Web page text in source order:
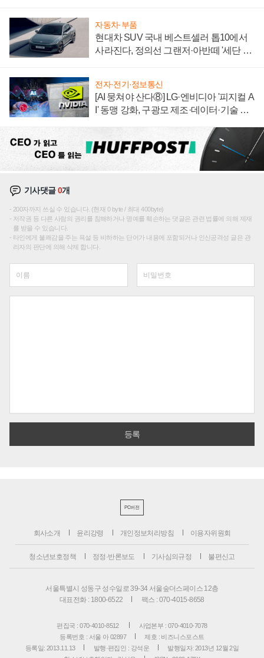
자동차·부품
현대차 SUV 국내 베스트셀러 톱10에서
사라진다, 정의선 그랜저·아반떼 '세단 쌍
전자·전기·정보통신
[AI 뭉쳐야 산다⑧] LG·엔비디아 '피지컬 A
I' 동맹 강화, 구광모 제조·데이터·기술 결
기사댓글0개
200자까지 쓰실 수 있습니다. (현재 0 byte / 최대 400byte)
저작권 등 다른 사람의 권리를 침해하거나 명예를 훼손하는 댓글은 관련 법률에 의해 제재
를 받을 수 있습니다.
타인에게 불쾌감을 주는 욕설 등 비하하는 단어가 내용에 포함되거나 인신공격성 글은 관
리자의 판단에 의해 삭제 합니다.
PC버전
회사소개 윤리강령 개인정보처리방침 이용자위원회
청소년보호정책 정정·반론보도 기사심의규정 불편신고
서울특별시 성동구 성수일로 39-34 서울숲더스페이스 12층
대표전화 : 1800-6522
팩스 : 070-4015-8658
편집국 : 070-4010-8512
사업본부 : 070-4010-7078
등록번호 : 서울 아 02897
제호 : 비즈니스포스트
등록일: 2013.11.13
발행·편집인 : 강석운
발행일자: 2013년 12월 2일